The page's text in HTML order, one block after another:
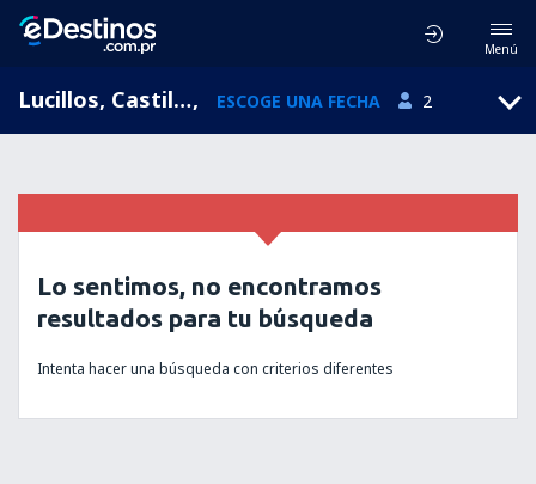
Menú
Lucillos, Castilla-La Mancha, España, ESCOGE UNA FECHA 2
Lo sentimos, no encontramos
resultados para tu búsqueda
Intenta hacer una búsqueda con criterios diferentes